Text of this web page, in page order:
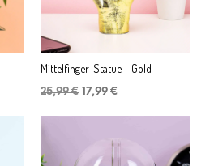
Mittelfinger-Statue - Gold
25,99€ Ursprünglicher
war:
17,99 €
ist: